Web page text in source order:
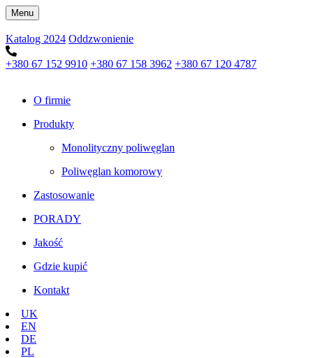
Menu
Katalog 2024 Oddzwonienie
+380 67 152 9910 +380 67 158 3962 +380 67 120 4787
O firmie
Produkty
Monolityczny poliwęglan
Poliwęglan komorowy
Zastosowanie
PORADY
Jakość
Gdzie kupić
Kontakt
UK
EN
DE
PL